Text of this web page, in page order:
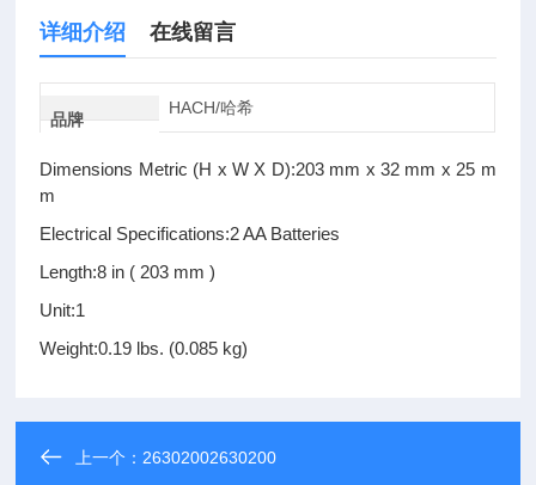
详细介绍 在线留言
品牌
HACH/哈希
Dimensions Metric (H x W X D):203 mm x 32 mm x 25 m
m
Electrical Specifications:2 AA Batteries
Length:8 in ( 203 mm )
Unit:1
Weight:0.19 lbs. (0.085 kg)
上一个： 26302002630200